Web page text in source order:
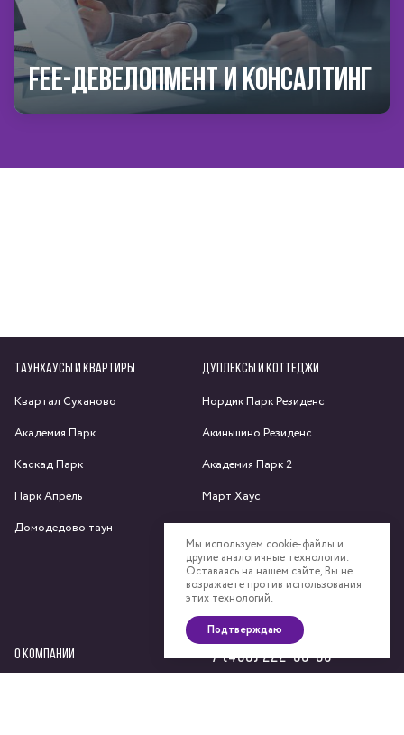
Мы используем cookie-файлы и
другие аналогичные технологии.
Оставаясь на нашем сайте, Вы не
возражаете против использования
этих технологий.
Подтверждаю
Fee-девелопмент и консалтинг
ТАУНХАУСЫ И КВАРТИРЫ
Квартал Суханово
Академия Парк
Каскад Парк
Парк Апрель
Домодедово таун
ДУПЛЕКСЫ И КОТТЕДЖИ
Нордик Парк Резиденс
Акиньшино Резиденс
Академия Парк 2
Март Хаус
Яхрома парк
Спас-Каменка
Федоскино Парк
О КОМПАНИИ +7 (495) 222-58-58